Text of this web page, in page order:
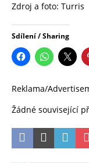
Zdroj a foto: Turris
Sdílení / Sharing
Reklama/
Žádné související